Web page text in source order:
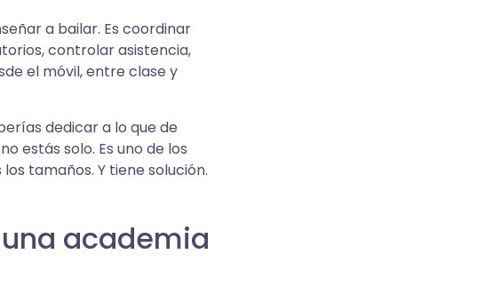
a bailar. Es coordinar
controlar asistencia,
el móvil, entre clase y
dedicar a lo que de
estás solo. Es uno de los
tamaños. Y tiene solución.
academia